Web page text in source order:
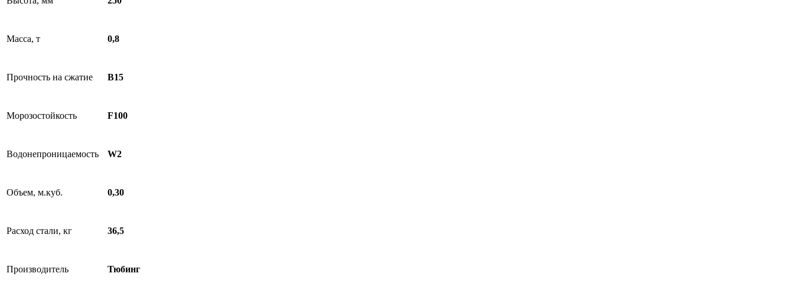
Масса, т 0,8
Прочность на сжатие B15
Морозостойкость F100
Водонепроницаемость W2
Объем, м.куб. 0,30
Расход стали, кг 36,5
Производитель Тюбинг